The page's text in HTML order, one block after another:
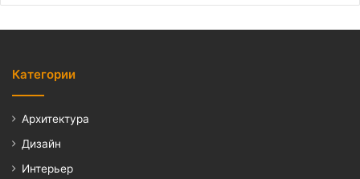
Категории
Архитектура
Дизайн
Интерьер